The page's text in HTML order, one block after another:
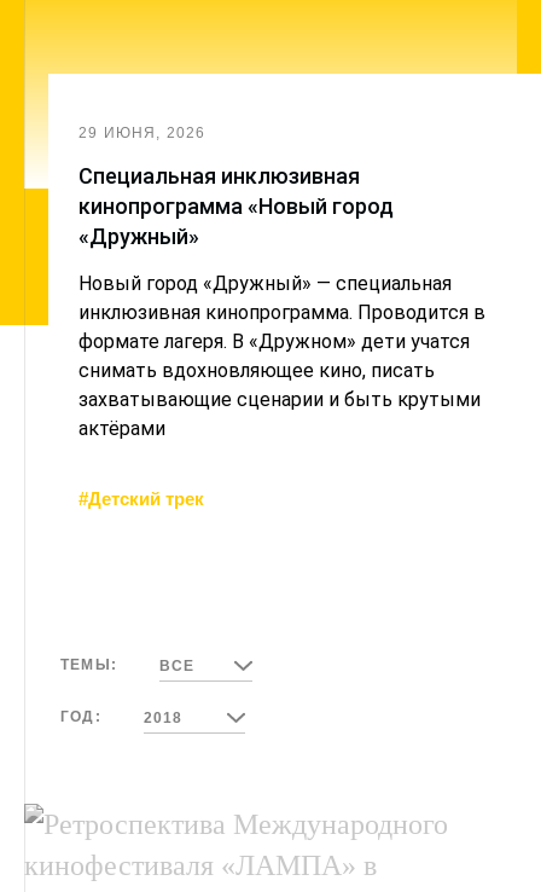
29 ИЮНЯ, 2026
Cпециальная инклюзивная
кинопрограмма «Новый город
«Дружный»
Новый город «Дружный» — специальная
инклюзивная кинопрограмма. Проводится в
формате лагеря. В «Дружном» дети учатся
снимать вдохновляющее кино, писать
захватывающие сценарии и быть крутыми
актёрами
#Детский трек
ТЕМЫ: ВСЕ
ГОД: 2018